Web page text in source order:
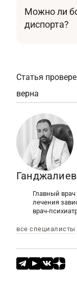
Можно ли
диспорта?
прилив
Статья
верна
Главный
лечения
врач-
все специалисты